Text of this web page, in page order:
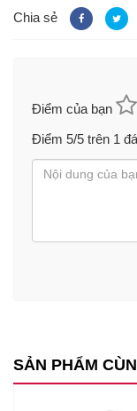
Chia sẻ
Điểm của bạn
Điểm 5/5 trên 1
SẢN PHẨM